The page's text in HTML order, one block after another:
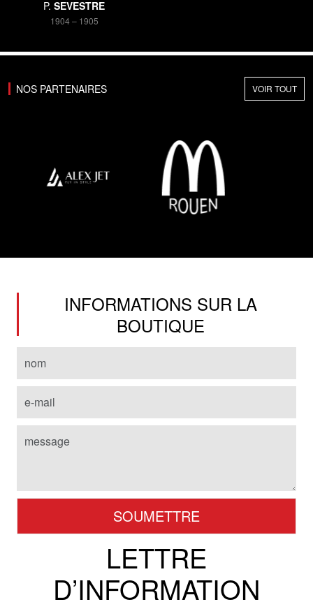
P. SEVESTRE
1904 – 1905
NOS PARTENAIRES VOIR TOUT
LETTRE
D’INFORMATION
INFORMATIONS SUR LA
BOUTIQUE